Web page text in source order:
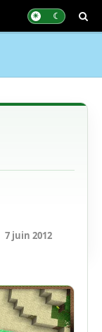
7 juin 2012